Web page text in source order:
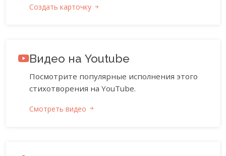
Создать карточку
Видео на Youtube
Посмотрите популярные исполнения этого
стихотворения на YouTube.
Смотреть видео